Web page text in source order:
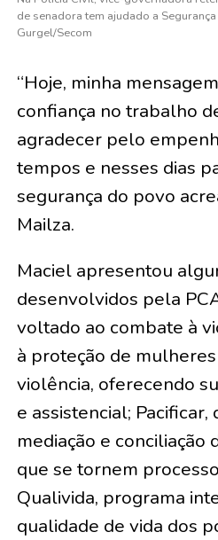
de senadora tem ajudado a
Gurgel/Secom
“Hoje, minha
confiança no trabalho
agradecer pelo
tempos e nesses dias
segurança do povo
Mailza.
Maciel apresentou
desenvolvidos pela
voltado ao combate à
à proteção de
violência, oferecendo
e assistencial; Pacificar,
mediação e conciliação
que se tornem
Qualivida, programa
qualidade de vida dos